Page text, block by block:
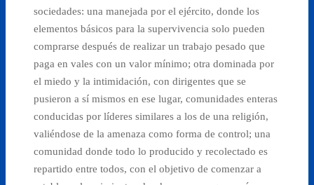
sociedades: una manejada por el ejército, donde los
elementos básicos para la supervivencia solo pueden
comprarse después de realizar un trabajo pesado que
paga en vales con un valor mínimo; otra dominada por
el miedo y la intimidación, con dirigentes que se
pusieron a sí mismos en ese lugar, comunidades enteras
conducidas por líderes similares a los de una religión,
valiéndose de la amenaza como forma de control; una
comunidad donde todo lo producido y recolectado es
repartido entre todos, con el objetivo de comenzar a